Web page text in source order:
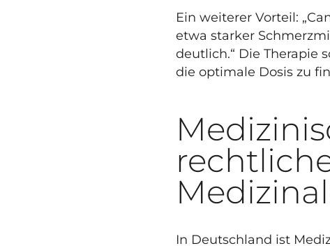
Ein weiterer Vorteil:
etwa starker
deutlich.“ Die Therapie
die optimale Dosis zu
In Deutschland ist